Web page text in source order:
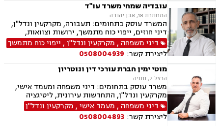
עובדיה שמחי משרד עו"ד
המחתרת 18, אבן יהודה
המשרד עוסק בתחומים: תעבורה, מקרקעין ונדל"ן,
דיני חוזים, ייפוי כוח מתמשך, ירושות וצוואות,
הסכמי ממון, אלימות במשפחה, מחיקת רישום פלילי
דיני משפחה , מקרקעין ונדל"ן, ייפוי כוח מתמשך
ליצירת קשר: 0508004939
מוטי ימין חברת עורכי דין ונוטריון
הרצל 7, נתניה
משרד עוסק בתחומים: דיני משפחה ומעמד אישי,
מקרקעין ונדל"ן, התחדשות עירונית, ליטיגציה
אזרחית-מסחרית, סכסוכים חוזיים, סכסוכים כספיים,
דיני חברות, ירושות וצוואות, ייפוי כוח מתמשך,
גישור.
דיני משפחה , מעמד אישי, מקרקעין ונדל"ן
ליצירת קשר: 0508004893